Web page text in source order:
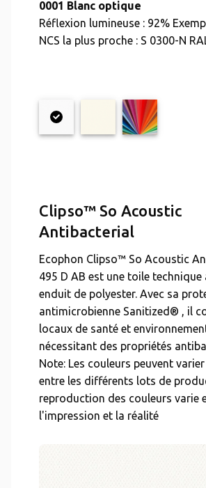
0001 Blanc optique
Réflexion lumineuse : 92%
NCS la plus proche : S 0300-N
Clipso™ So Acoustic
Antibacterial
Ecophon Clipso™ So Acoustic
495 D AB est une toile
enduit de polyester. Avec sa
antimicrobienne Sanitized® , il
locaux de santé et
nécessitant des propriétés
Note: Les couleurs peuvent
entre les différents lots de
reproduction des couleurs varie
l'impression et la réalité